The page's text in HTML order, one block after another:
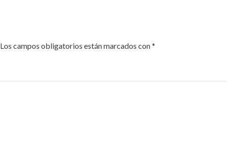
Los campos obligatorios están marcados con*